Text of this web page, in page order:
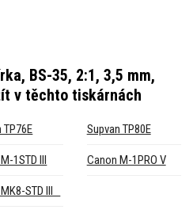
BS-35, 2:1, 3,5 mm,
v těchto tiskárnách
TP76E Supvan TP80E
1STD III Canon M-1PRO V
STD III